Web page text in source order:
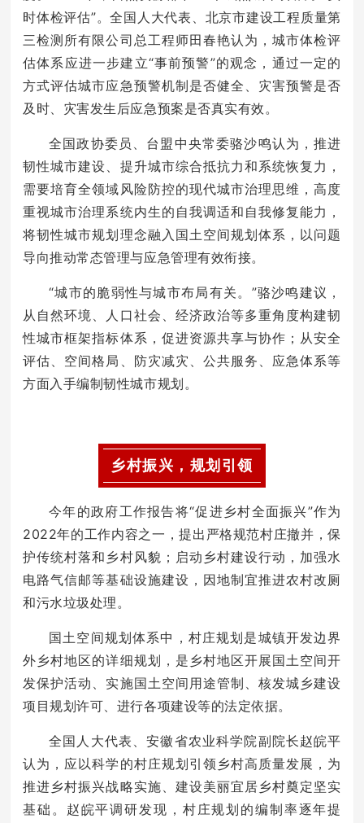
时体检评估”。全国人大代表、北京市建设工程质量第
三检测所有限公司总工程师田春艳认为，城市体检评
估体系应进一步建立“事前预警”的观念，通过一定的
方式评估城市应急预警机制是否健全、灾害预警是否
及时、灾害发生后应急预案是否真实有效。
全国政协委员、台盟中央常委骆沙鸣认为，推进
韧性城市建设、提升城市综合抵抗力和系统恢复力，
需要培育全领域风险防控的现代城市治理思维，高度
重视城市治理系统内生的自我调适和自我修复能力，
将韧性城市规划理念融入国土空间规划体系，以问题
导向推动常态管理与应急管理有效衔接。
“城市的脆弱性与城市布局有关。”骆沙鸣建议，
从自然环境、人口社会、经济政治等多重角度构建韧
性城市框架指标体系，促进资源共享与协作；从安全
评估、空间格局、防灾减灾、公共服务、应急体系等
方面入手编制韧性城市规划。
乡村振兴，规划引领
今年的政府工作报告将“促进乡村全面振兴”作为
2022年的工作内容之一，提出严格规范村庄撤并，保
护传统村落和乡村风貌；启动乡村建设行动，加强水
电路气信邮等基础设施建设，因地制宜推进农村改厕
和污水垃圾处理。
国土空间规划体系中，村庄规划是城镇开发边界
外乡村地区的详细规划，是乡村地区开展国土空间开
发保护活动、实施国土空间用途管制、核发城乡建设
项目规划许可、进行各项建设等的法定依据。
全国人大代表、安徽省农业科学院副院长赵皖平
认为，应以科学的村庄规划引领乡村高质量发展，为
推进乡村振兴战略实施、建设美丽宜居乡村奠定坚实
基础。赵皖平调研发现，村庄规划的编制率逐年提